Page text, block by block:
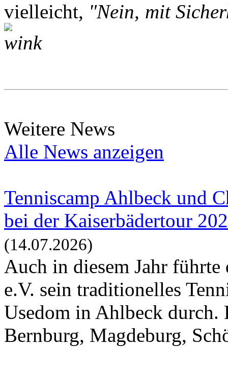
vielleicht, "Nein, mit
Weitere News
Alle News anzeigen
Tenniscamp Ahlbeck und
bei der Kaiserbädertour
(14.07.2026)
Auch in diesem Jahr
e.V. sein traditionelles
Usedom in Ahlbeck durch.
Bernburg, Magdeburg,